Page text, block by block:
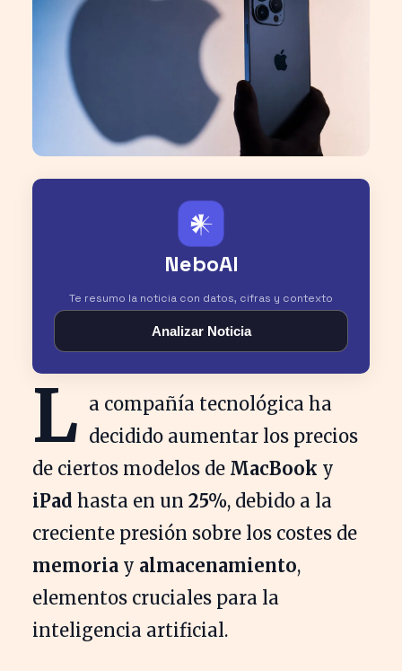
𒀭
NeboAI
Te resumo la noticia con datos, cifras y contexto
Analizar Noticia
L a compañía tecnológica ha
decidido aumentar los precios
de ciertos modelos de MacBook y
iPad hasta en un 25%, debido a la
creciente presión sobre los costes de
memoria y almacenamiento,
elementos cruciales para la
inteligencia artificial.